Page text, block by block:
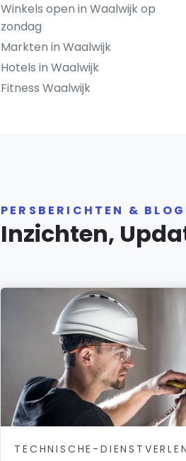
Winkels open in Waalwijk op
zondag
Markten in Waalwijk
Hotels in Waalwijk
Fitness Waalwijk
PERSBERICHTEN &
Inzichten,
TECHNISCHE-